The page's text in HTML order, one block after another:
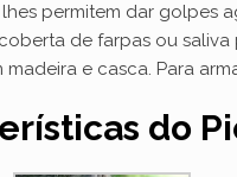
permitem dar golpes
de farpas ou
madeira e casca. Para
do